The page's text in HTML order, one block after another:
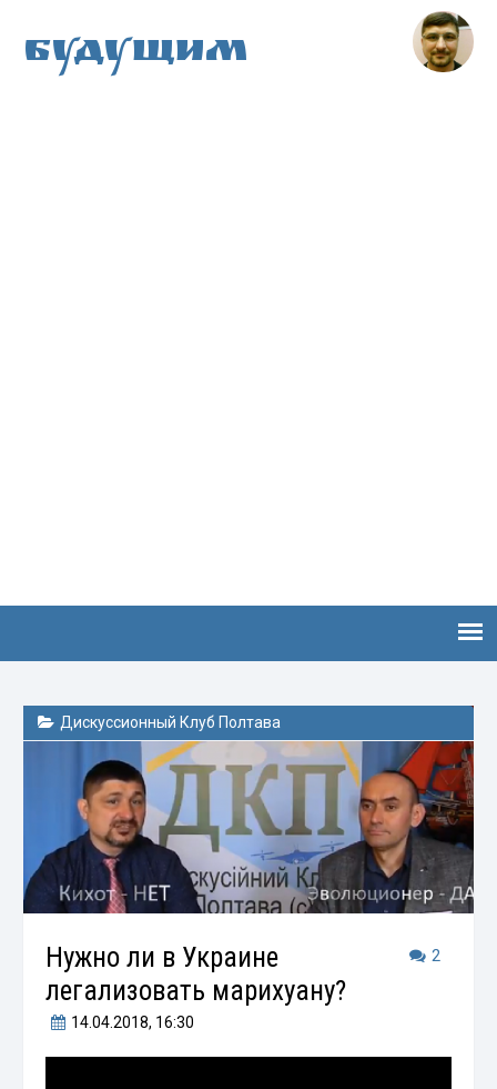
Будущим
Дискуссионный Клуб Полтава
2
Нужно ли в Украине
легализовать марихуану?
14.04.2018, 16:30